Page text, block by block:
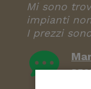
Mi sono
impianti
I prezzi